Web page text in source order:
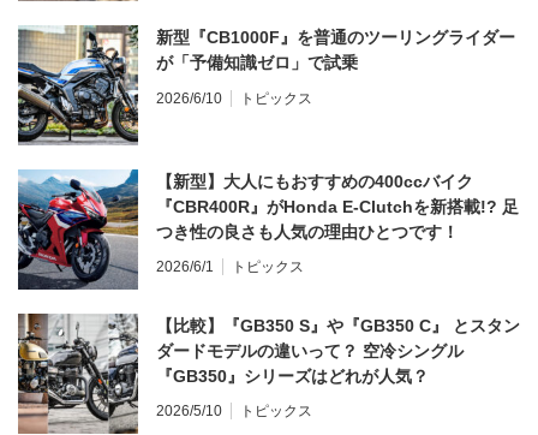
新型『CB1000F』を普通のツーリングライダー
が「予備知識ゼロ」で試乗
2026/6/10 トピックス
【新型】大人にもおすすめの400ccバイク
『CBR400R』がHonda E-Clutchを新搭載!? 足
つき性の良さも人気の理由ひとつです！
2026/6/1 トピックス
【比較】『GB350 S』や『GB350 C』 とスタン
ダードモデルの違いって？ 空冷シングル
『GB350』シリーズはどれが人気？
2026/5/10 トピックス